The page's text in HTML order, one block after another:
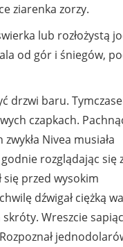
ziarenka zorzy.
lub rozłożystą
od gór i śniegów,
drzwi baru.
czapkach.
Nivea musiała
rozglądając się
się przed wysokim
dźwigał ciężką
Wreszcie